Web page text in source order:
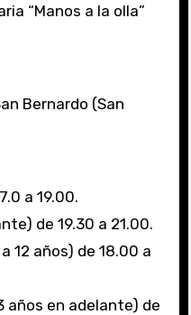
“Manos a la olla”
Bernardo (San
a 19.00.
de 19.30 a 21.00.
12 años) de 18.00 a
años en adelante) de